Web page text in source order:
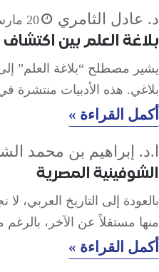
د. عادل الثامري 20 مارس، 2025
بلاغة العلم بين
يشير مصطلح “بلاغة العلم”
بلاغي. هذه الأدبيات
أكمل القراءة »
أ.د. إبراهيم بن محمد
الشوفينية المصرية
بالعودة إلى التاريخ العربي،
منها مستقلاً عن الآخر،
أكمل القراءة »